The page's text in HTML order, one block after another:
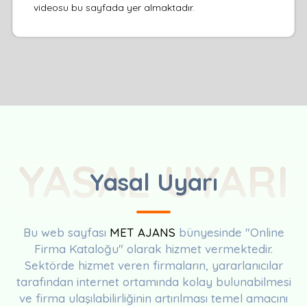
videosu bu sayfada yer almaktadır.
Yasal Uyarı
YASAL UYARI
Bu web sayfası MET AJANS bünyesinde "Online
Firma Kataloğu" olarak hizmet vermektedir.
Sektörde hizmet veren firmaların, yararlanıcılar
tarafından internet ortamında kolay bulunabilmesi
ve firma ulaşılabilirliğinin artırılması temel amacını